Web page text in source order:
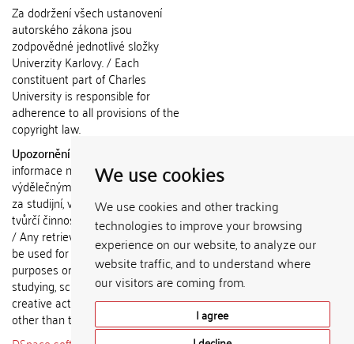
We use cookies
We use cookies and other tracking
technologies to improve your browsing
experience on our website, to analyze our
website traffic, and to understand where
our visitors are coming from.
I agree
Za dodržení všech ustanovení
autorského zákona jsou
zodpovědné jednotlivé složky
Univerzity Karlovy. / Each
constituent part of Charles
University is responsible for
adherence to all provisions of the
copyright law.
Upozornění / Notice:
informace nemohou být použity k
výdělečným účelům nebo vydávány
za studijní, vědeckou nebo jinou
tvůrčí činnost jiné osoby než autora.
/ Any retrieved information shall not
be used for any commercial
purposes or claimed as results of
studying, scientific or any other
creative activities of any person
other than the author.